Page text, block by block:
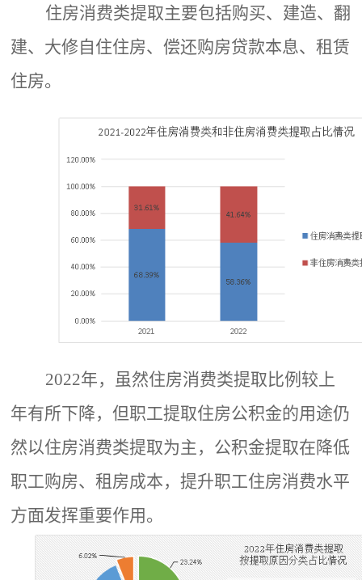
住房消费类提取主要包括购买、建造、翻
建、大修自住住房、偿还购房贷款本息、租赁
住房。
2022年，虽然住房消费类提取比例较上
年有所下降，但职工提取住房公积金的用途仍
然以住房消费类提取为主，公积金提取在降低
职工购房、租房成本，提升职工住房消费水平
方面发挥重要作用。